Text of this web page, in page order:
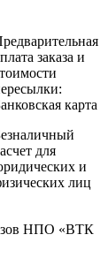
заказа и
карта
для
и
лиц
НПО «ВТК